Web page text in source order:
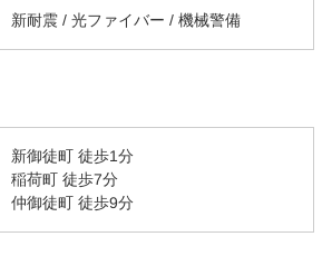
新耐震 / 光ファイバー / 機械警備
新御徒町 徒歩1分
稲荷町 徒歩7分
仲御徒町 徒歩9分